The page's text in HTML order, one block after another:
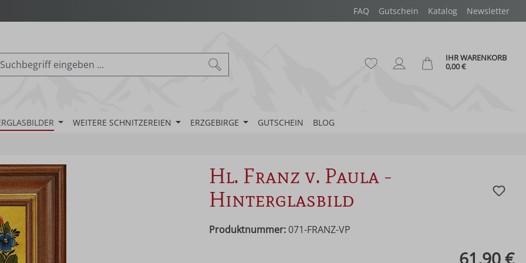
FAQ Gutschein Katalog Newsletter
Du hast 0 Produkte auf dem
IHR WARENKORB
0,00 €
WEITERE SCHNITZEREIEN ERZGEBIRGE GUTSCHEIN BLOG
Hl. Franz v. Paula -
Hinterglasbild
Produktnummer: 071-FRANZ-VP
61,90 €